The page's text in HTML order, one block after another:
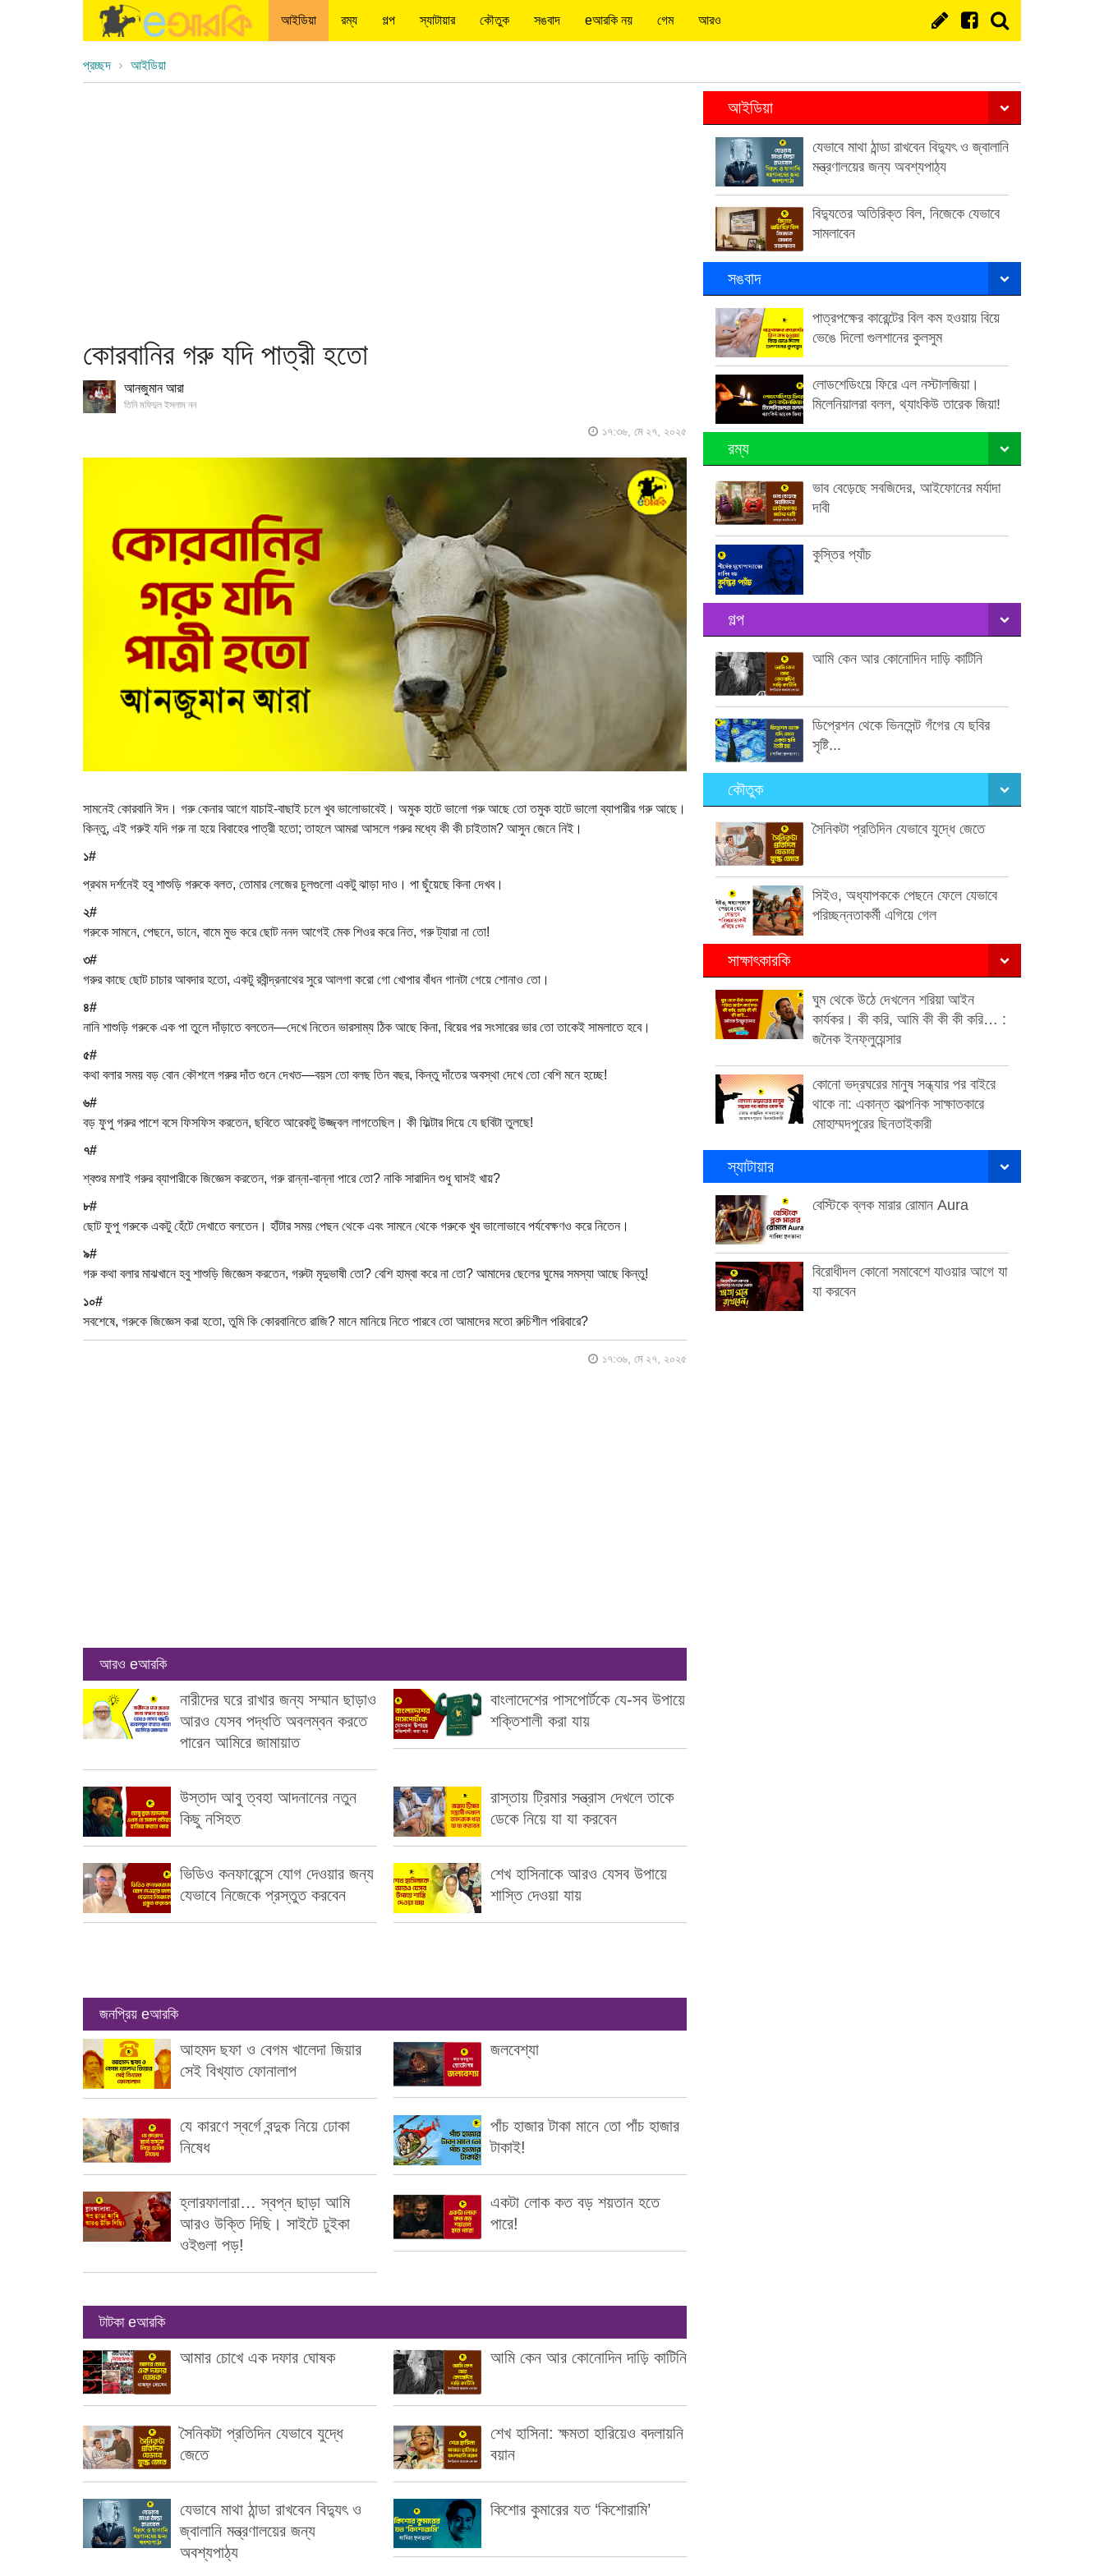
আইডিয়া রম্য গল্প স্যাটায়ার কৌতুক সঙবাদ eআরকি নয় গেম আরও
প্রচ্ছদ আইডিয়া
কোরবানির গরু যদি পাত্রী হতো
আনজুমান আরা
তিনি মফিদুল ইসলাম নন
১৭:৩৬, মে ২৭, ২০২৫
সামনেই কোরবানি ঈদ। গরু কেনার আগে যাচাই-বাছাই চলে খুব ভালোভাবেই। অমুক হাটে ভালো গরু আছে তো তমুক হাটে ভালো ব্যাপারীর গরু আছে।
কিন্তু, এই গরুই যদি গরু না হয়ে বিবাহের পাত্রী হতো; তাহলে আমরা আসলে গরুর মধ্যে কী কী চাইতাম? আসুন জেনে নিই।
১#
প্রথম দর্শনেই হবু শাশুড়ি গরুকে বলত, তোমার লেজের চুলগুলো একটু ঝাড়া দাও। পা ছুঁয়েছে কিনা দেখব।
২#
গরুকে সামনে, পেছনে, ডানে, বামে মুভ করে ছোট ননদ আগেই মেক শিওর করে নিত, গরু ট্যারা না তো!
৩#
গরুর কাছে ছোট চাচার আবদার হতো, একটু রবীন্দ্রনাথের সুরে আলগা করো গো খোপার বাঁধন গানটা গেয়ে শোনাও তো।
৪#
নানি শাশুড়ি গরুকে এক পা তুলে দাঁড়াতে বলতেন—দেখে নিতেন ভারসাম্য ঠিক আছে কিনা, বিয়ের পর সংসারের ভার তো তাকেই সামলাতে হবে।
৫#
কথা বলার সময় বড় বোন কৌশলে গরুর দাঁত গুনে দেখত—বয়স তো বলছ তিন বছর, কিন্তু দাঁতের অবস্থা দেখে তো বেশি মনে হচ্ছে!
৬#
বড় ফুপু গরুর পাশে বসে ফিসফিস করতেন, ছবিতে আরেকটু উজ্জ্বল লাগতেছিল। কী ফিল্টার দিয়ে যে ছবিটা তুলছে!
৭#
শ্বশুর মশাই গরুর ব্যাপারীকে জিজ্ঞেস করতেন, গরু রান্না-বান্না পারে তো? নাকি সারাদিন শুধু ঘাসই খায়?
৮#
ছোট ফুপু গরুকে একটু হেঁটে দেখাতে বলতেন। হাঁটার সময় পেছন থেকে এবং সামনে থেকে গরুকে খুব ভালোভাবে পর্যবেক্ষণও করে নিতেন।
৯#
গরু কথা বলার মাঝখানে হবু শাশুড়ি জিজ্ঞেস করতেন, গরুটা মৃদুভাষী তো? বেশি হাম্বা করে না তো? আমাদের ছেলের ঘুমের সমস্যা আছে কিন্তু!
১০#
সবশেষে, গরুকে জিজ্ঞেস করা হতো, তুমি কি কোরবানিতে রাজি? মানে মানিয়ে নিতে পারবে তো আমাদের মতো রুচিশীল পরিবারে?
১৭:৩৬, মে ২৭, ২০২৫
আরও eআরকি
নারীদের ঘরে রাখার জন্য সম্মান ছাড়াও
আরও যেসব পদ্ধতি অবলম্বন করতে
পারেন আমিরে জামায়াত
বাংলাদেশের পাসপোর্টকে যে-সব উপায়ে
শক্তিশালী করা যায়
উস্তাদ আবু ত্বহা আদনানের নতুন
কিছু নসিহত
রাস্তায় ট্রিমার সন্ত্রাস দেখলে তাকে
ডেকে নিয়ে যা যা করবেন
ভিডিও কনফারেন্সে যোগ দেওয়ার জন্য
যেভাবে নিজেকে প্রস্তুত করবেন
শেখ হাসিনাকে আরও যেসব উপায়ে
শাস্তি দেওয়া যায়
জনপ্রিয় eআরকি
আহমদ ছফা ও বেগম খালেদা জিয়ার
সেই বিখ্যাত ফোনালাপ
জলবেশ্যা
যে কারণে স্বর্গে বন্দুক নিয়ে ঢোকা
নিষেধ
পাঁচ হাজার টাকা মানে তো পাঁচ হাজার
টাকাই!
হ্লারফালারা… স্বপ্ন ছাড়া আমি
আরও উক্তি দিছি। সাইটে ঢুইকা
ওইগুলা পড়!
একটা লোক কত বড় শয়তান হতে
পারে!
টাটকা eআরকি
আমার চোখে এক দফার ঘোষক আমি কেন আর কোনোদিন দাড়ি কাটিনি
সৈনিকটা প্রতিদিন যেভাবে যুদ্ধে
জেতে
শেখ হাসিনা: ক্ষমতা হারিয়েও বদলায়নি
বয়ান
যেভাবে মাথা ঠান্ডা রাখবেন বিদ্যুৎ ও
জ্বালানি মন্ত্রণালয়ের জন্য
অবশ্যপাঠ্য
কিশোর কুমারের যত ‘কিশোরামি’
আইডিয়া
যেভাবে মাথা ঠান্ডা রাখবেন বিদ্যুৎ ও জ্বালানি
মন্ত্রণালয়ের জন্য অবশ্যপাঠ্য
বিদ্যুতের অতিরিক্ত বিল, নিজেকে যেভাবে
সামলাবেন
সঙবাদ
পাত্রপক্ষের কারেন্টের বিল কম হওয়ায় বিয়ে
ভেঙে দিলো গুলশানের কুলসুম
লোডশেডিংয়ে ফিরে এল নস্টালজিয়া।
মিলেনিয়ালরা বলল, থ্যাংকিউ তারেক জিয়া!
রম্য
ভাব বেড়েছে সবজিদের, আইফোনের মর্যাদা
দাবী
কুস্তির প্যাঁচ
গল্প
আমি কেন আর কোনোদিন দাড়ি কাটিনি
ডিপ্রেশন থেকে ভিনসেন্ট গঁগের যে ছবির
সৃষ্টি...
কৌতুক
সৈনিকটা প্রতিদিন যেভাবে যুদ্ধে জেতে
সিইও, অধ্যাপককে পেছনে ফেলে যেভাবে
পরিচ্ছন্নতাকর্মী এগিয়ে গেল
সাক্ষাৎকারকি
ঘুম থেকে উঠে দেখলেন শরিয়া আইন
কার্যকর। কী করি, আমি কী কী কী করি… :
জনৈক ইনফ্লুয়েন্সার
কোনো ভদ্রঘরের মানুষ সন্ধ্যার পর বাইরে
থাকে না: একান্ত কাল্পনিক সাক্ষাতকারে
মোহাম্মদপুরের ছিনতাইকারী
স্যাটায়ার
বেস্টিকে ব্লক মারার রোমান Aura
বিরোধীদল কোনো সমাবেশে যাওয়ার আগে যা
যা করবেন